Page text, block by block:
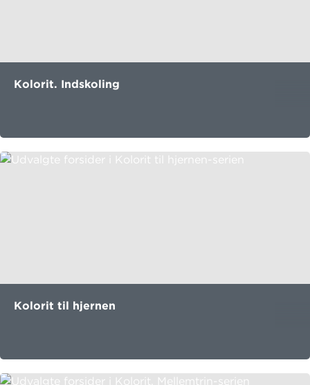
Kolorit. Indskoling
Kolorit til hjernen